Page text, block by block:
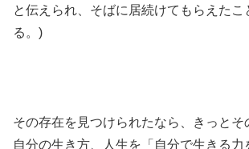
と伝えられ、そばに居続けてもらえたこ
る。)
その存在を見つけられたなら、きっとそ
自分の生き方、人生を「自分で生きる力